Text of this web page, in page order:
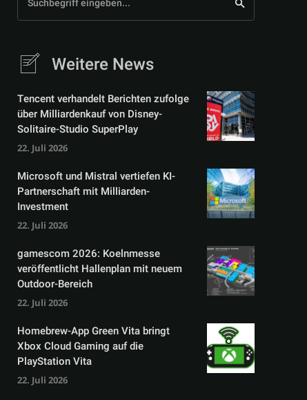
Suchbegriff eingeben...
Weitere News
Tencent verhandelt Berichten zufolge
über Milliardenkauf von Disney-
Solitaire-Studio SuperPlay
22. Juli 2026
Microsoft und Mistral vertiefen KI-
Partnerschaft mit Milliarden-
Investment
22. Juli 2026
gamescom 2026: Koelnmesse
veröffentlicht Hallenplan mit neuem
Outdoor-Bereich
22. Juli 2026
Homebrew-App Green Vita bringt
Xbox Cloud Gaming auf die
PlayStation Vita
22. Juli 2026